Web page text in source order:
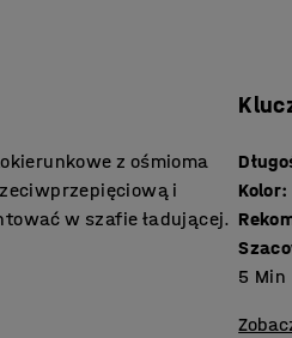
z ośmioma
i
w szafie ładującej.
Kolor:
5 Min